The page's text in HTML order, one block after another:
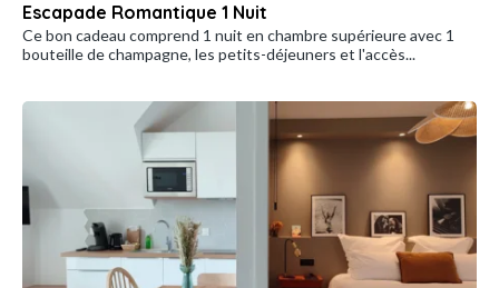
Escapade Romantique 1 Nuit
Ce bon cadeau comprend 1 nuit en chambre supérieure avec 1
bouteille de champagne, les petits-déjeuners et l'accès...